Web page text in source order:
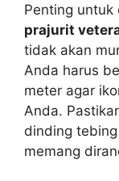
Penting
prajurit
tidak akan
Anda harus
meter agar
Anda.
dinding
memang